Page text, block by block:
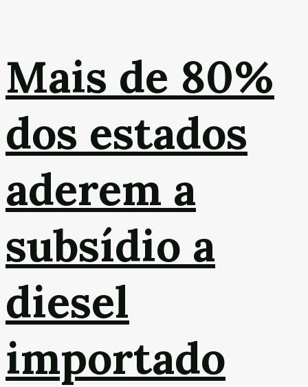
Mais de 80%
dos estados
aderem a
subsídio a
diesel
importado